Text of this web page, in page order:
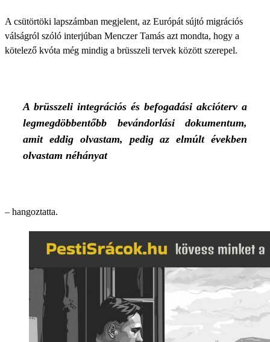
A csütörtöki lapszámban megjelent, az Európát sújtó migrációs
válságról szóló interjúban Menczer Tamás azt mondta, hogy a
kötelező kvóta még mindig a brüsszeli tervek között szerepel.
A brüsszeli integrációs és befogadási akcióterv a
legmegdöbbentőbb bevándorlási dokumentum,
amit eddig olvastam, pedig az elmúlt években
olvastam néhányat
– hangoztatta.